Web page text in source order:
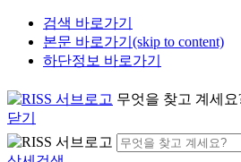
검색 바로가기
본문 바로가기(skip to content)
하단정보 바로가기
무엇을 찾고 계세요
닫기